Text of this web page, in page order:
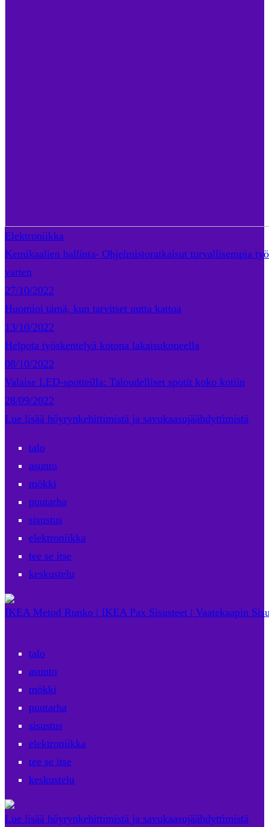
Elektroniikka
Kemikaalien hallinta- Ohjelmistoratkaisut turvallisempia
varten
27/10/2022
Huomioi tämä, kun tarvitset uutta kattoa
13/10/2022
Helpota työskentelyä kotona lakaisukoneella
08/10/2022
Valaise LED-spotteilla: Taloudelliset spotit koko kotiin
28/09/2022
Lue lisää höyrynkehittimistä ja savukaasujäähdyttimistä
talo
asunto
mökki
puutarha
sisustus
elektroniikka
tee se itse
keskustelu
IKEA Metod Runko | IKEA Pax Sisusteet | Vaatekaapin
talo
asunto
mökki
puutarha
sisustus
elektroniikka
tee se itse
keskustelu
Lue lisää höyrynkehittimistä ja savukaasujäähdyttimistä